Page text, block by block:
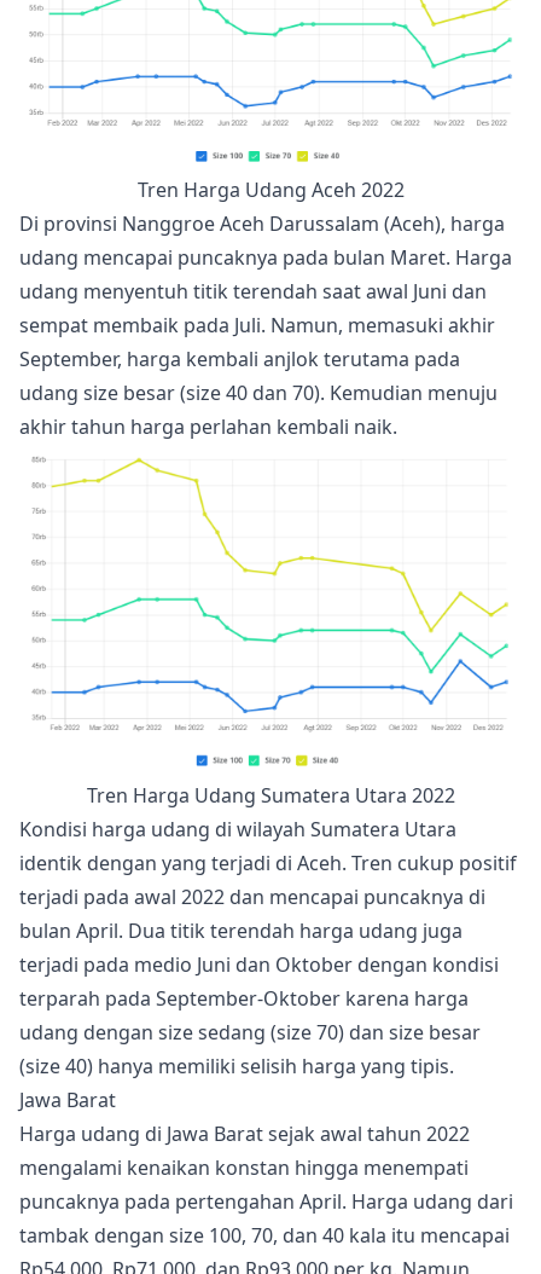
Tren Harga Udang Aceh 2022
Di provinsi Nanggroe Aceh Darussalam (Aceh), harga
udang mencapai puncaknya pada bulan Maret. Harga
udang menyentuh titik terendah saat awal Juni dan
sempat membaik pada Juli. Namun, memasuki akhir
September, harga kembali anjlok terutama pada
udang size besar (size 40 dan 70). Kemudian menuju
akhir tahun harga perlahan kembali naik.
Tren Harga Udang Sumatera Utara 2022
Kondisi harga udang di wilayah Sumatera Utara
identik dengan yang terjadi di Aceh. Tren cukup positif
terjadi pada awal 2022 dan mencapai puncaknya di
bulan April. Dua titik terendah harga udang juga
terjadi pada medio Juni dan Oktober dengan kondisi
terparah pada September-Oktober karena harga
udang dengan size sedang (size 70) dan size besar
(size 40) hanya memiliki selisih harga yang tipis.
Jawa Barat
Harga udang di Jawa Barat sejak awal tahun 2022
mengalami kenaikan konstan hingga menempati
puncaknya pada pertengahan April. Harga udang dari
tambak dengan size 100, 70, dan 40 kala itu mencapai